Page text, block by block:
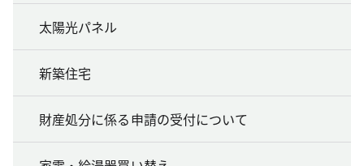
太陽光パネル
新築住宅
財産処分に係る申請の受付について